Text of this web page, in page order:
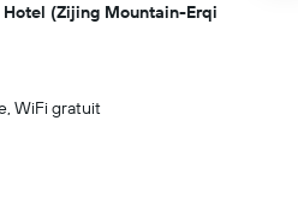
(Zijing Mountain-Erqi
WiFi gratuit